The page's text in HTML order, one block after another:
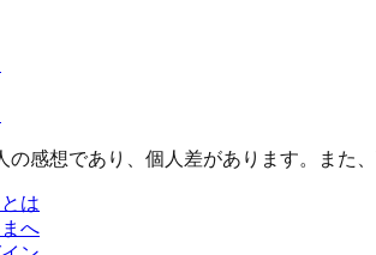
の感想であり、個人差があります。また
は
へ